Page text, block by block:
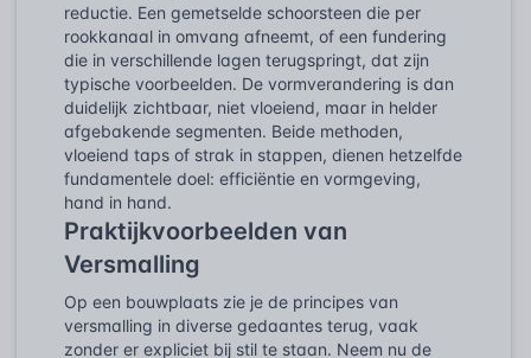
reductie. Een gemetselde schoorsteen die per
rookkanaal in omvang afneemt, of een fundering
die in verschillende lagen terugspringt, dat zijn
typische voorbeelden. De vormverandering is dan
duidelijk zichtbaar, niet vloeiend, maar in helder
afgebakende segmenten. Beide methoden,
vloeiend taps of strak in stappen, dienen hetzelfde
fundamentele doel: efficiëntie en vormgeving,
hand in hand.
Praktijkvoorbeelden van
Versmalling
Op een bouwplaats zie je de principes van
versmalling in diverse gedaantes terug, vaak
zonder er expliciet bij stil te staan. Neem nu de